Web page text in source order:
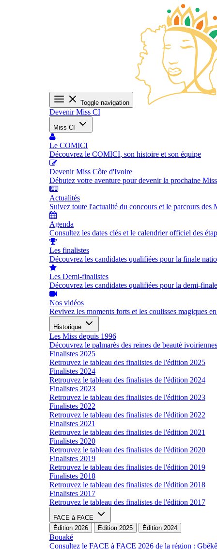
Toggle navigation
Devenir Miss CI
Miss CI
Le COMICI
Découvrez le COMICI, son histoire et son équipe
Devenir Miss Côte d'Ivoire
Débutez votre aventure pour devenir la prochaine
Actualités
Suivez toute l'actualité du concours et le parcours des
Agenda
Consultez les dates clés et le calendrier officiel des
Les finalistes
Découvrez les candidates qualifiées pour la finale
Les Demi-finalistes
Découvrez les candidates qualifiées pour la demi-finale
Nos vidéos
Revivez les moments forts et les coulisses magiques
Historique
Les Miss depuis 1996
Découvrez le palmarès des reines de beauté ivoiriennes
Finalistes 2025
Retrouvez le tableau des finalistes de l'édition 2025
Finalistes 2024
Retrouvez le tableau des finalistes de l'édition 2024
Finalistes 2023
Retrouvez le tableau des finalistes de l'édition 2023
Finalistes 2022
Retrouvez le tableau des finalistes de l'édition 2022
Finalistes 2021
Retrouvez le tableau des finalistes de l'édition 2021
Finalistes 2020
Retrouvez le tableau des finalistes de l'édition 2020
Finalistes 2019
Retrouvez le tableau des finalistes de l'édition 2019
Finalistes 2018
Retrouvez le tableau des finalistes de l'édition 2018
Finalistes 2017
Retrouvez le tableau des finalistes de l'édition 2017
FACE à FACE
Édition 2026
Édition 2025 Édition 2024
Bouaké
Consultez le FACE à FACE 2026 de la région : Gbêkê